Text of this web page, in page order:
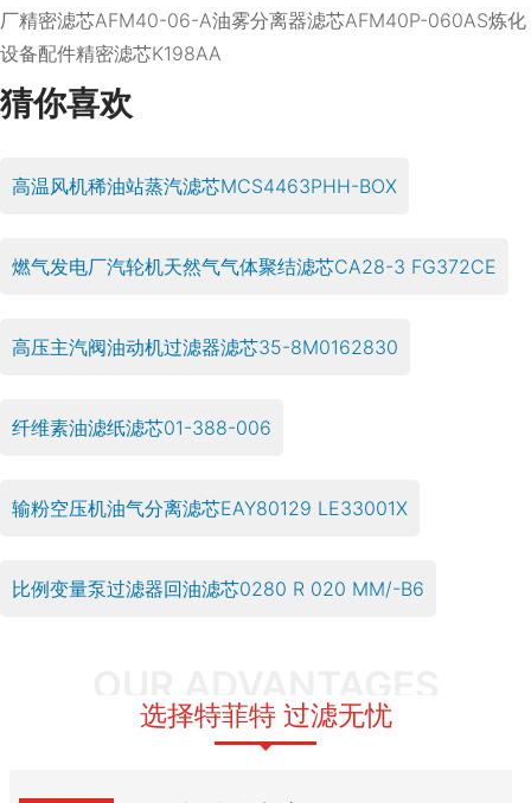
厂精密滤芯AFM40-06-A油雾分离器滤芯AFM40P-060AS炼化
设备配件精密滤芯K198AA
猜你喜欢
高温风机稀油站蒸汽滤芯MCS4463PHH-BOX
燃气发电厂汽轮机天然气气体聚结滤芯CA28-3 FG372CE
高压主汽阀油动机过滤器滤芯35-8M0162830
纤维素油滤纸滤芯01-388-006
输粉空压机油气分离滤芯EAY80129 LE33001X
比例变量泵过滤器回油滤芯0280 R 020 MM/-B6
选择特菲特 过滤无忧